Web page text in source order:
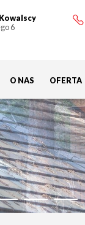
6
O NAS OFERTA